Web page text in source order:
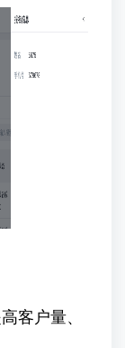
客户量、